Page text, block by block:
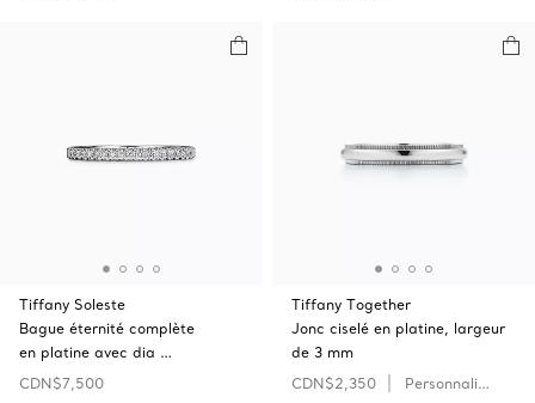
Tiffany Soleste
Bague éternité complète
en platine avec dia …
CDN$7,500
Tiffany Together
Jonc ciselé en platine, largeur
de 3 mm
CDN$2,350
Personnaliser